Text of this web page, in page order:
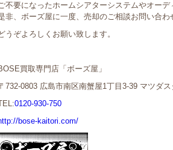
不要になったホームシアターシステムやオーデ
非、ボーズ屋に一度、売却のご相談お問い合わ
うぞよろしくお願い致します。
買取専門店「ボーズ屋」
732-0803 広島市南区南蟹屋1丁目3-39 マツダ
0120-930-750
bose-kaitori.com/